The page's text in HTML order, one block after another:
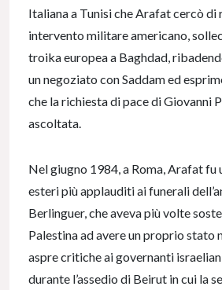
Italiana a Tunisi che Arafat cercò di
intervento militare americano,
troika europea a Baghdad,
un negoziato con Saddam ed
che la richiesta di pace di Giovanni
ascoltata.
Nel giugno 1984, a Roma, Arafat fu
esteri più applauditi ai funerali
Berlinguer, che aveva più volte
Palestina ad avere un proprio stato
aspre critiche ai governanti
durante l’assedio di Beirut in cui la